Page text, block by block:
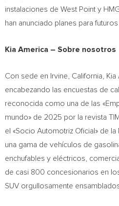
instalaciones de West Point y
han anunciado planes para
Kia America – Sobre nosotros
Con sede en Irvine, California, Kia
encabezando las encuestas de
reconocida como una de las
mundo» de 2025 por la revista
el «Socio Automotriz Oficial» de
una gama de vehículos de
enchufables y eléctricos,
de casi 800 concesionarios en
SUV orgullosamente